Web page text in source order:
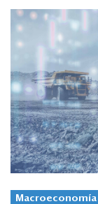
Macroeconomía